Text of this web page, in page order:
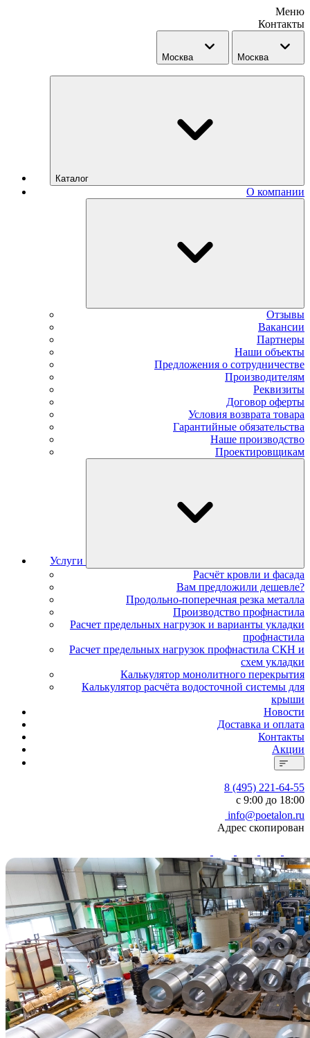
Меню
Контакты
Москва Москва
Каталог
О компании
Отзывы
Вакансии
Партнеры
Наши объекты
Предложения о сотрудничестве
Производителям
Реквизиты
Договор оферты
Условия возврата товара
Гарантийные обязательства
Наше производство
Проектировщикам
Услуги
Расчёт кровли и фасада
Вам предложили дешевле?
Продольно-поперечная резка металла
Производство профнастила
Расчет предельных нагрузок и варианты укладки
профнастила
Расчет предельных нагрузок профнастила СКН и
схем укладки
Калькулятор монолитного перекрытия
Калькулятор расчёта водосточной системы для
крыши
Новости
Доставка и оплата
Контакты
Акции
8 (495) 221-64-55
с 9:00 до 18:00
info@poetalon.ru
Адрес скопирован